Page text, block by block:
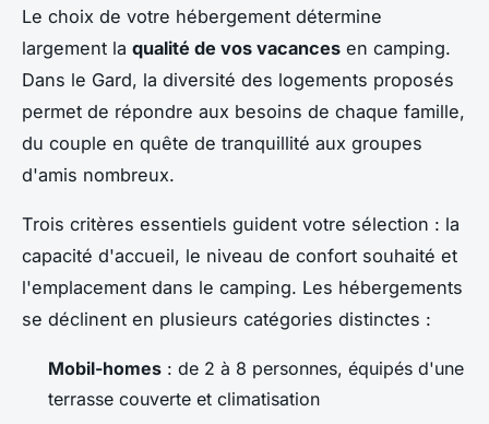
Le choix de votre hébergement détermine
largement la qualité de vos vacances en camping.
Dans le Gard, la diversité des logements proposés
permet de répondre aux besoins de chaque famille,
du couple en quête de tranquillité aux groupes
d'amis nombreux.
Trois critères essentiels guident votre sélection : la
capacité d'accueil, le niveau de confort souhaité et
l'emplacement dans le camping. Les hébergements
se déclinent en plusieurs catégories distinctes :
Mobil-homes : de 2 à 8 personnes, équipés d'une
terrasse couverte et climatisation